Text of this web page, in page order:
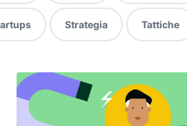
Strategia Tattiche